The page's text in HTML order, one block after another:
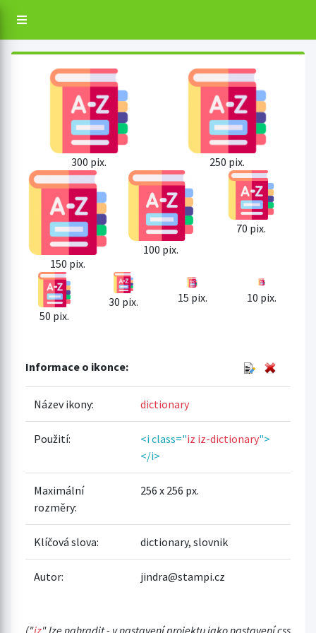
300 pix. 250 pix.
150 pix.
100 pix.
70 pix.
50 pix.
30 pix. 15 pix. 10 pix.
Informace o ikonce:
Název ikony: dictionary
Použití: <i class="iz iz-dictionary">
</i>
Maximální
rozměry:
256 x 256 px.
Klíčová slova: dictionary, slovnik
Autor: jindra@stampi.cz
("iz" lze nahradit - v nastavení projektu jako nastavení css